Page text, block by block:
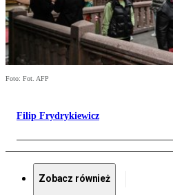
Foto: Fot. AFP
Filip Frydrykiewicz
Zobacz również